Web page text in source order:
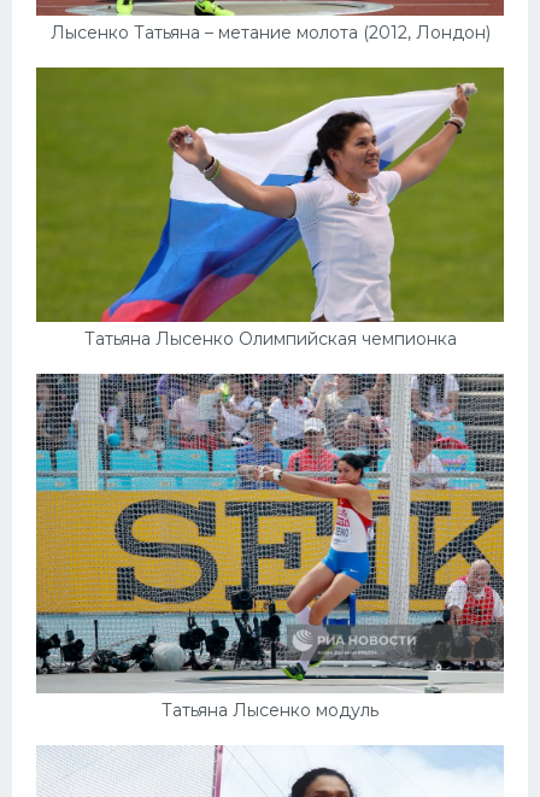
Лысенко Татьяна – метание молота (2012, Лондон)
Татьяна Лысенко Олимпийская чемпионка
Татьяна Лысенко модуль